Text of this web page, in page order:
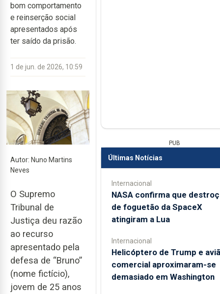
bom comportamento
e reinserção social
apresentados após
ter saído da prisão.
1 de jun. de 2026, 10:59
Autor: Nuno Martins
Neves
O Supremo
Tribunal de
Justiça deu razão
ao recurso
apresentado pela
defesa de “Bruno”
(nome fictício),
jovem de 25 anos
PUB
Últimas Notícias
Internacional
NASA confirma que
de foguetão da SpaceX
atingiram a Lua
Internacional
Helicóptero de Trump e
comercial aproximaram-se
demasiado em Washington